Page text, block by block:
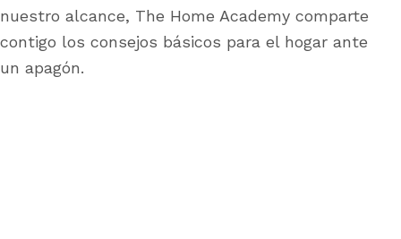
nuestro alcance, The Home Academy comparte
contigo los consejos básicos para el hogar ante
un apagón.